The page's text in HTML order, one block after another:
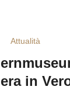
Attualità
in